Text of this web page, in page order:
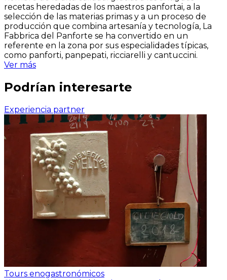
recetas heredadas de los maestros panfortai, a la
selección de las materias primas y a un proceso de
producción que combina artesanía y tecnología, La
Fabbrica del Panforte se ha convertido en un
referente en la zona por sus especialidades típicas,
como panforti, panpepati, ricciarelli y cantuccini.
Ver más
Podrían interesarte
Experiencia partner
Tours enogastronómicos